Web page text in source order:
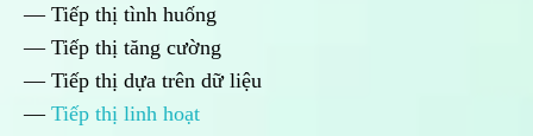
— Tiếp thị tình huống
— Tiếp thị tăng cường
— Tiếp thị dựa trên dữ liệu
— Tiếp thị linh hoạt